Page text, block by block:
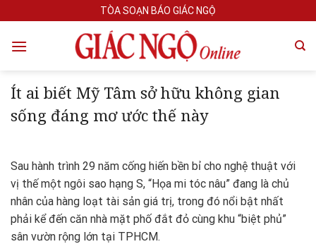
to
content
TÒA SOẠN BÁO GIÁC NGỘ
Ít ai biết Mỹ Tâm sở hữu không gian
sống đáng mơ ước thế này
Sau hành trình 29 năm cống hiến bền bỉ cho nghệ thuật với
vị thế một ngôi sao hạng S, “Họa mi tóc nâu” đang là chủ
nhân của hàng loạt tài sản giá trị, trong đó nổi bật nhất
phải kể đến căn nhà mặt phố đắt đỏ cùng khu “biệt phủ”
sân vườn rộng lớn tại TPHCM.